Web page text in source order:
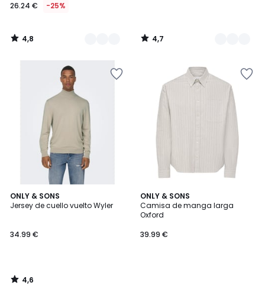
26.24 € -25%
4,8
/
4,7
/
ONLY & SONS
Jersey de cuello vuelto Wyler
34.99 €
4,6
/ 5
4,6
/
ONLY & SONS
Camisa de manga larga
Oxford
39.99 €